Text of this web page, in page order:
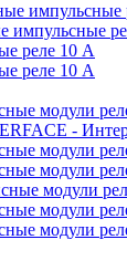
импульсные
импульсные
реле 10 A
реле 10 A
модули
-
модули
модули
модули
модули
модули